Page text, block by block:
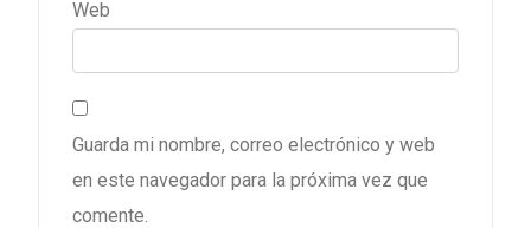
Web
Guarda mi nombre, correo electrónico y web
en este navegador para la próxima vez que
comente.